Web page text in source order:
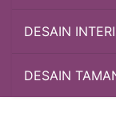
DESAIN
DESAIN